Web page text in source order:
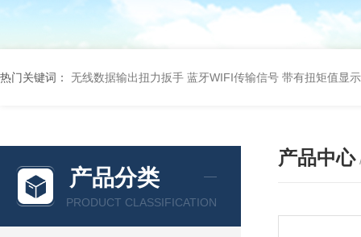
热门关键词： 无线数据输出扭力扳手 蓝牙WIFI传输信号 带有扭矩值显
产品分类
PRODUCT CLASSIFICATION
产品中心